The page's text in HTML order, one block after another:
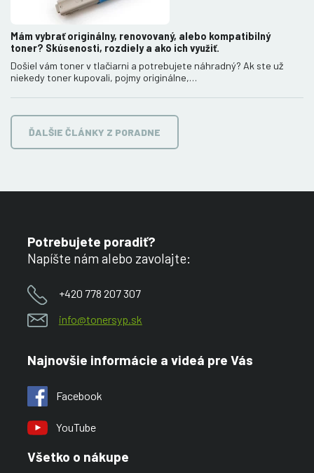
Mám vybrať originálny, renovovaný, alebo kompatibilný
toner? Skúsenosti, rozdiely a ako ich využiť.
Došiel vám toner v tlačiarni a potrebujete náhradný? Ak ste už
niekedy toner kupovali, pojmy originálne,…
ĎALŠIE ČLÁNKY Z PORADNE
Potrebujete poradiť?
Napíšte nám alebo zavolajte:
+420 778 207 307
info@tonersyp.sk
Najnovšie informácie a videá pre Vás
Facebook
YouTube
Všetko o nákupe